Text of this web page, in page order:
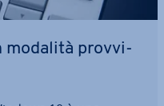
modalità prov­vi­